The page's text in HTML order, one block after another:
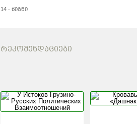
14 - წიგნი
ᲠᲔᲙᲝᲛᲔᲜᲓᲐᲪᲘᲔᲑᲘ
У ИСТОКОВ
ГРУЗИНО-